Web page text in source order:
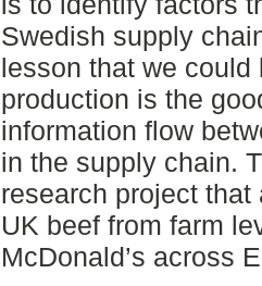
Swedish supply
lesson that we
production is the
information flow
in the supply chain.
research project
UK beef from farm
McDonald’s across